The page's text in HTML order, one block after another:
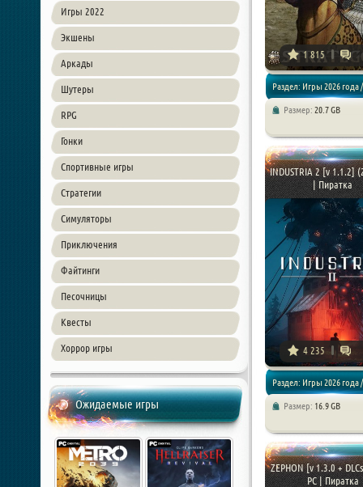
Игры 2022
Экшены
Аркады
Шутеры
RPG
Гонки
Спортивные игры
Стратегии
Симуляторы
Приключения
Файтинги
Песочницы
Квесты
Хоррор игры
Ожидаемые игры
1 815
Раздел: Игры 2026 года /
Размер: 20.7 GB
INDUSTRIA 2 [v 1.1.2]
| Пиратка
4 235
Раздел: Игры 2026 года /
игры
Размер: 16.9 GB
ZEPHON [v 1.3.0 +
PC | Пиратка